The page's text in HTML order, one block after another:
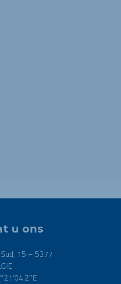
u ons
15 – 5377